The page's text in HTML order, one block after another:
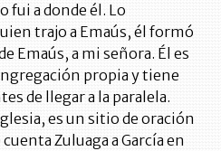
fui a donde él. Lo
trajo a Emaús, él formó
Emaús, a mi señora. Él es
propia y tiene
de llegar a la paralela.
es un sitio de oración
Zuluaga a García en